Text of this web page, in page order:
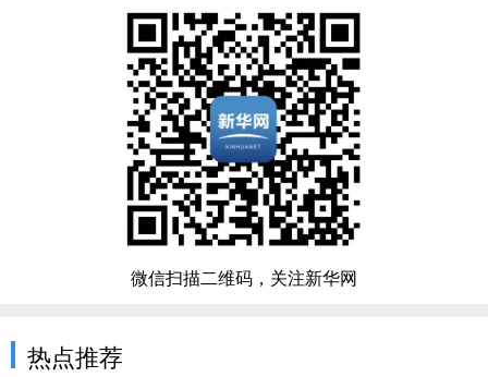
微信扫描二维码，关注新华网
热点推荐